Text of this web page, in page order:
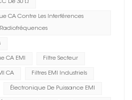
De 30 Ω
CA Contre Les Interférences
CA EMI Filtre Secteur
CA Filtres EMI Industriels
Électronique De Puissance EMI